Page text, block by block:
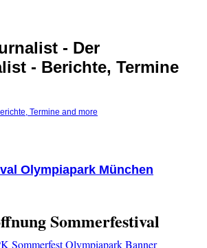
- Der
- Berichte, Termine
Olympiapark München
Sommerfestival